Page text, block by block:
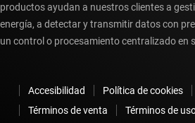
productos ayudan a nuestros clientes a
energía, a detectar y transmitir datos con
un control o procesamiento centralizado en
Accesibilidad Política de cookies
Términos de venta
Términos de